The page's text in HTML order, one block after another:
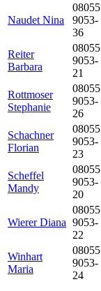
Naudet Nina
08055
9053-
36
Reiter
Barbara
08055
9053-
21
Rottmoser
Stephanie
08055
9053-
26
Schachner
Florian
08055
9053-
23
Scheffel
Mandy
08055
9053-
20
Wierer Diana
08055
9053-
22
Winhart
Maria
08055
9053-
24